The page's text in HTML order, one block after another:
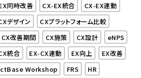
同時改善 CX-EX統合
CX-EX連動
デザイン
CXプラットフォーム比較
CX改善期間 CX施策 CX設計
eNPS
統合 EX-CX連動 EX向上
EX改善
Workshop FRS
HR